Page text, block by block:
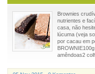
Brownies
nutrientes e
casa, não
lúcuma (veja
por cacau em
amêndoas2